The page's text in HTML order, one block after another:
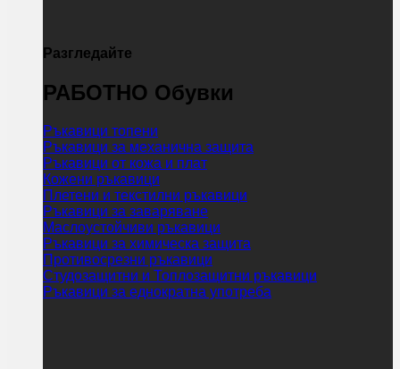
Разгледайте
РАБОТНО Обувки
Ръкавици топени
Ръкавици за механична защита
Ръкавици от кожа и плат
Кожени ръкавици
Плетени и текстилни ръкавици
Ръкавици за заваряване
Маслоустойчиви ръкавици
Ръкавици за химическа защита
Противосрезни ръкавици
Студозащитни и Топлозащитни ръкавици
Ръкавици за еднократна употреба